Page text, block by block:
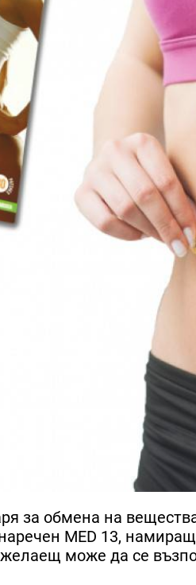
за обмена на
MED 13,
може да се